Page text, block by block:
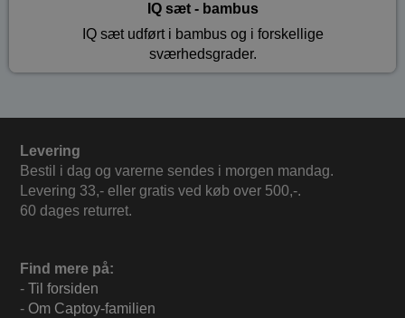
IQ sæt - bambus
IQ sæt udført i bambus og i forskellige
sværhedsgrader.
Levering
Bestil i dag og varerne sendes i morgen mandag.
Levering 33,- eller gratis ved køb over 500,-.
60 dages returret.
Find mere på:
- Til forsiden
- Om Captoy-familien